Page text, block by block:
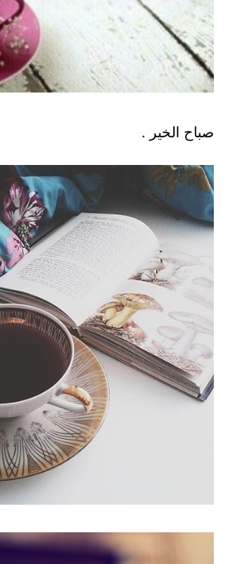
صباح الخير .